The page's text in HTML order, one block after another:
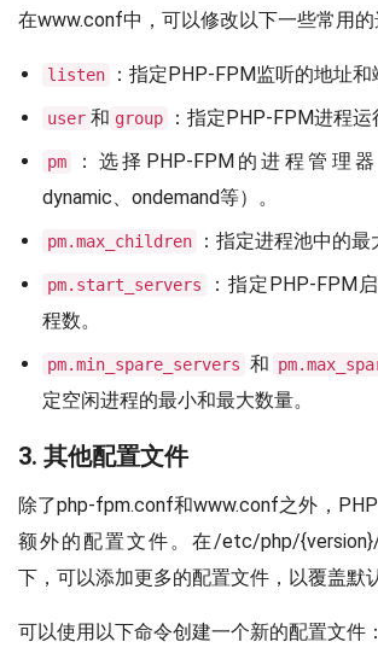
在www.conf中，可以修改以下一些常用的
listen ：指定PHP-FPM监听的地址和
user 和 group ：指定PHP-FPM进程运
pm
：选择PHP-FPM的进程管理
dynamic、ondemand等）。
pm.max_children ：指定进程池中的最
pm.start_servers
：指定PHP-FPM
程数。
pm.min_spare_servers 和
定空闲进程的最小和最大数量。
3. 其他配置文件
除了php-fpm.conf和www.conf之外，
额外的配置文件。在/etc/php/
下，可以添加更多的配置文件，以覆盖默
可以使用以下命令创建一个新的配置文件：